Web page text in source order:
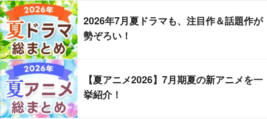
2026年7月夏ドラマも、注目作＆話題作が
勢ぞろい！
【夏アニメ2026】7月期夏の新アニメを一
挙紹介！